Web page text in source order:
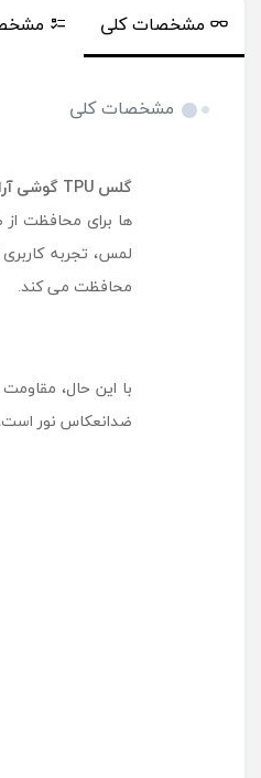
مشخصات کلی
مشخصات کلی
گلس TPU گوشی آراری مدل Pure مناسب Galaxy Z Fold 6 پک دو عددی
لمس، تجربه
محافظت می ‌کند.